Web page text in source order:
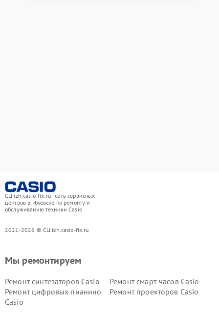
СЦ izh.casio-fix.ru - сеть сервисных
центров в Ижевске по ремонту и
обслуживанию техники Casio
2021-2026 © СЦ izh.casio-fix.ru
Мы ремонтируем
Ремонт синтезаторов Casio
Ремонт смарт-часов Casio
Ремонт цифровых пианино
Casio
Ремонт проекторов Casio